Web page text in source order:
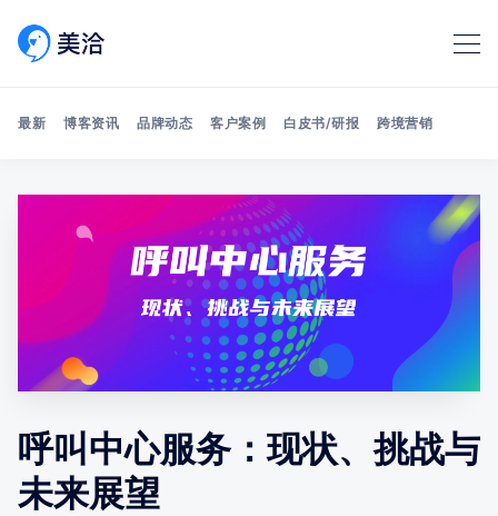
Search 美洽博客
最新 博客资讯 品牌动态 客户案例 白皮书/研报 跨境营销
呼叫中心服务：现状、挑战与
未来展望